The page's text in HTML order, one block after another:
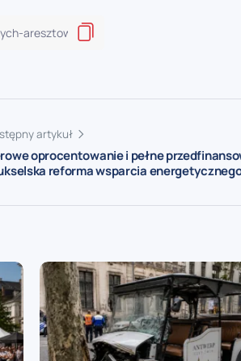
artykuł
oprocentowanie i pełne
reforma wsparcia